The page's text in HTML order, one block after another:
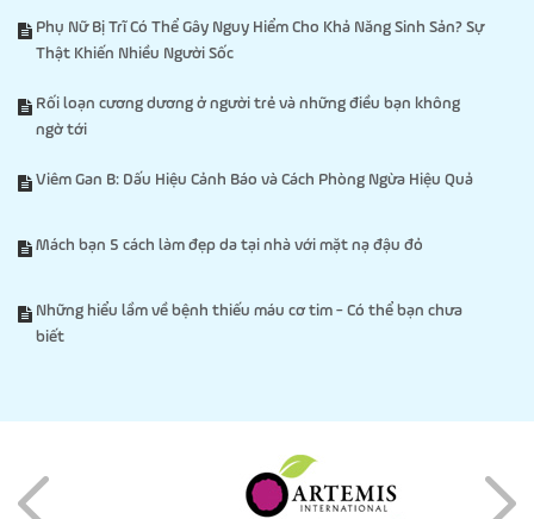
Phụ Nữ Bị Trĩ Có Thể Gây Nguy Hiểm Cho Khả Năng Sinh Sản? Sự
Thật Khiến Nhiều Người Sốc
Rối loạn cương dương ở người trẻ và những điều bạn không
ngờ tới
Viêm Gan B: Dấu Hiệu Cảnh Báo và Cách Phòng Ngừa Hiệu Quả
Mách bạn 5 cách làm đẹp da tại nhà với mặt nạ đậu đỏ
Những hiểu lầm về bệnh thiếu máu cơ tim - Có thể bạn chưa
biết